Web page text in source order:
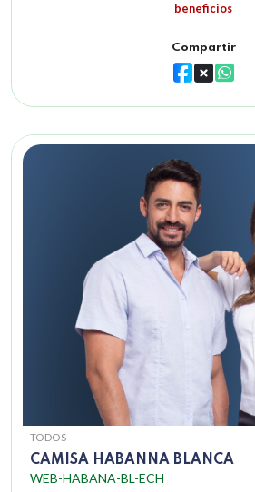
beneficios
Compartir
TODOS
CAMISA HABANNA BLANCA
WEB-HABANA-BL-ECH